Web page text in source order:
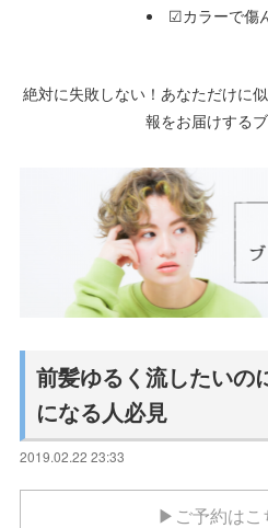
☑カラーで傷
絶対に失敗しない！あなただけに
報をお届けする
前髪ゆるく流したいの
になる人必見
2019.02.22 23:33
▶ご予約はこ